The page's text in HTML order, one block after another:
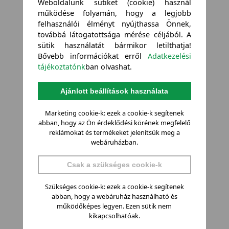
Weboldalunk sütiket (cookie) használ
működése folyamán, hogy a legjobb
felhasználói élményt nyújthassa Önnek,
továbbá látogatottsága mérése céljából. A
sütik használatát bármikor letilthatja!
Bővebb információkat errőlAdatkezelési
tájékoztatónkban olvashat.
Ajánlott beállítások használata
Marketing cookie-k: ezek a cookie-k segítenek
abban, hogy az Ön érdeklődési körének megfelelő
reklámokat és termékeket jelenítsük meg a
webáruházban.
Csak a szükséges cookie-k
Szükséges cookie-k: ezek a cookie-k segítenek
abban, hogy a webáruház használható és
működőképes legyen. Ezen sütik nem
kikapcsolhatóak.